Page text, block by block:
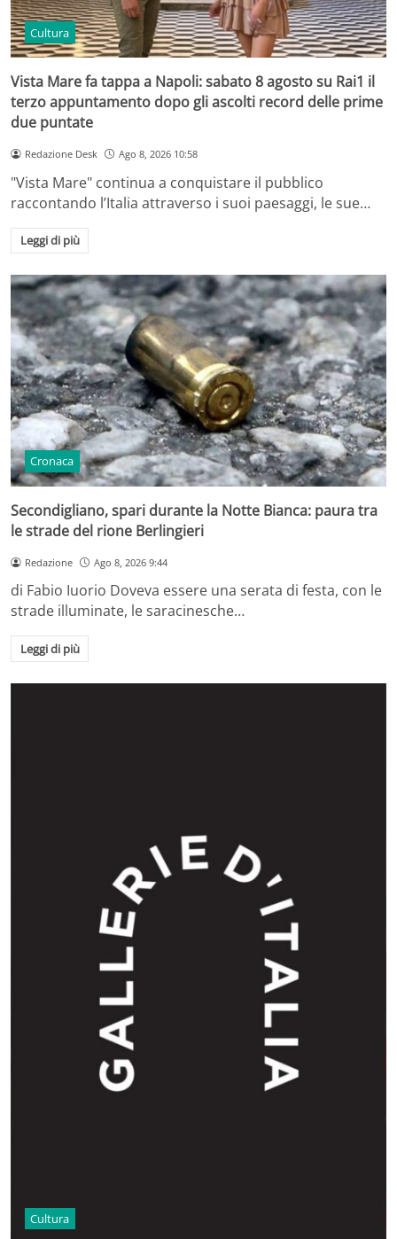
Cultura
Vista Mare fa tappa a Napoli: sabato 8 agosto su Rai1 il
terzo appuntamento dopo gli ascolti record delle prime
due puntate
Redazione Desk Ago 8, 2026 10:58
"Vista Mare" continua a conquistare il pubblico
raccontando l’Italia attraverso i suoi paesaggi, le sue…
Leggi di più
Cronaca
Secondigliano, spari durante la Notte Bianca: paura tra
le strade del rione Berlingieri
Redazione Ago 8, 2026 9:44
di Fabio Iuorio Doveva essere una serata di festa, con le
strade illuminate, le saracinesche…
Leggi di più
Cultura